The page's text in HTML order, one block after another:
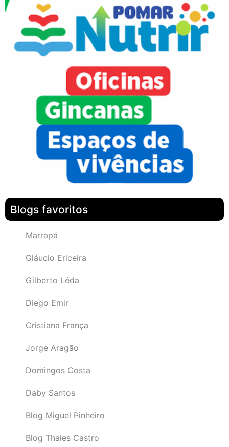
Blogs favoritos
Marrapá
Gláucio Ericeira
Gilberto Léda
Diego Emir
Cristiana França
Jorge Aragão
Domingos Costa
Daby Santos
Blog Miguel Pinheiro
Blog Thales Castro